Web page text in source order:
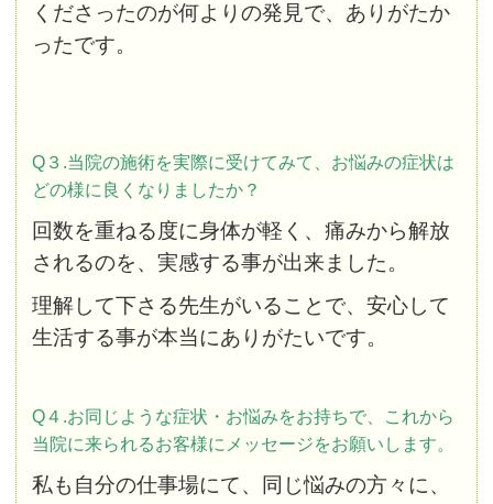
くださったのが何よりの発見で、ありがたか
ったです。
Q３.当院の施術を実際に受けてみて、お悩みの症状は
どの様に良くなりましたか？
回数を重ねる度に身体が軽く、痛みから解放
されるのを、実感する事が出来ました。
理解して下さる先生がいることで、安心して
生活する事が本当にありがたいです。
Q４.お同じような症状・お悩みをお持ちで、これから
当院に来られるお客様にメッセージをお願いします。
私も自分の仕事場にて、同じ悩みの方々に、